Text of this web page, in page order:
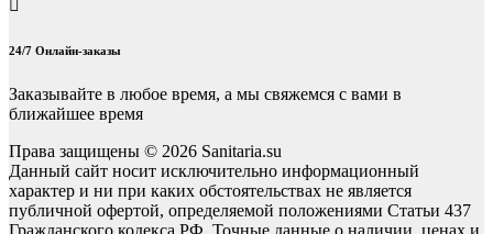
24/7 Онлайн-заказы
Заказывайте в любое время, а мы свяжемся с вами в
ближайшее время
Права защищены © 2026 Sanitaria.su
Данный сайт носит исключительно информационный
характер и ни при каких обстоятельствах не является
публичной офертой, определяемой положениями Статьи 437